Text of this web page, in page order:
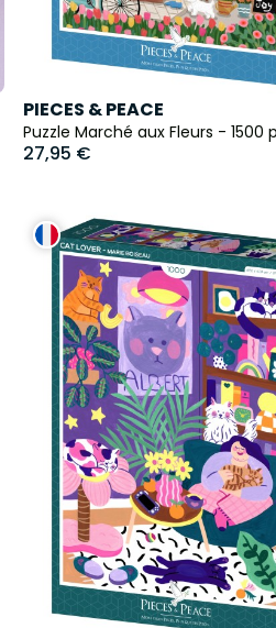
PIECES & PEACE
Puzzle Marché aux Fleurs - 1500
27,95 €